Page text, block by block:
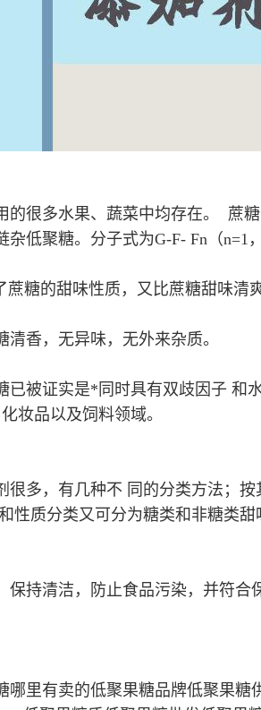
很多水果、蔬菜中均存在。 蔗
低聚糖。分子式为G-F- Fn（n=1
糖的甜味性质，又比蔗糖甜味
香，无异味，无外来杂质。
被证实是*同时具有双歧因子 和
妆品以及饲料领域。
多，有几种不 同的分类方法；
质分类又可分为糖类和非糖类甜
持清洁，防止食品污染，并符
里有卖的低聚果糖品牌低聚果